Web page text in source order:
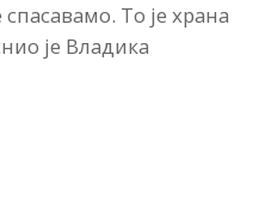
То је храна
је Владика